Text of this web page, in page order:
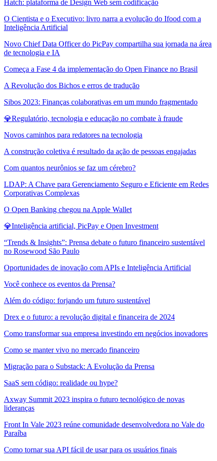
Hatch: plataforma de Design Web sem codificação
O Cientista e o Executivo: livro narra a evolução do Ifood com a
Inteligência Artificial
Novo Chief Data Officer do PicPay compartilha sua jornada na área
de tecnologia e IA
Começa a Fase 4 da implementação do Open Finance no Brasil
A Revolução dos Bichos e erros de tradução
Sibos 2023: Finanças colaborativas em um mundo fragmentado
💎Regulatório, tecnologia e educação no combate à fraude
Novos caminhos para redatores na tecnologia
A construção coletiva é resultado da ação de pessoas engajadas
Com quantos neurônios se faz um cérebro?
LDAP: A Chave para Gerenciamento Seguro e Eficiente em Redes
Corporativas Complexas
O Open Banking chegou na Apple Wallet
💎Inteligência artificial, PicPay e Open Investment
“Trends & Insights”: Prensa debate o futuro financeiro sustentável
no Rosewood São Paulo
Oportunidades de inovação com APIs e Inteligência Artificial
Você conhece os eventos da Prensa?
Além do código: forjando um futuro sustentável
Drex e o futuro: a revolução digital e financeira de 2024
Como transformar sua empresa investindo em negócios inovadores
Como se manter vivo no mercado financeiro
Migração para o Substack: A Evolução da Prensa
SaaS sem código: realidade ou hype?
Axway Summit 2023 inspira o futuro tecnológico de novas
lideranças
Front In Vale 2023 reúne comunidade desenvolvedora no Vale do
Paraíba
Como tornar sua API fácil de usar para os usuários finais